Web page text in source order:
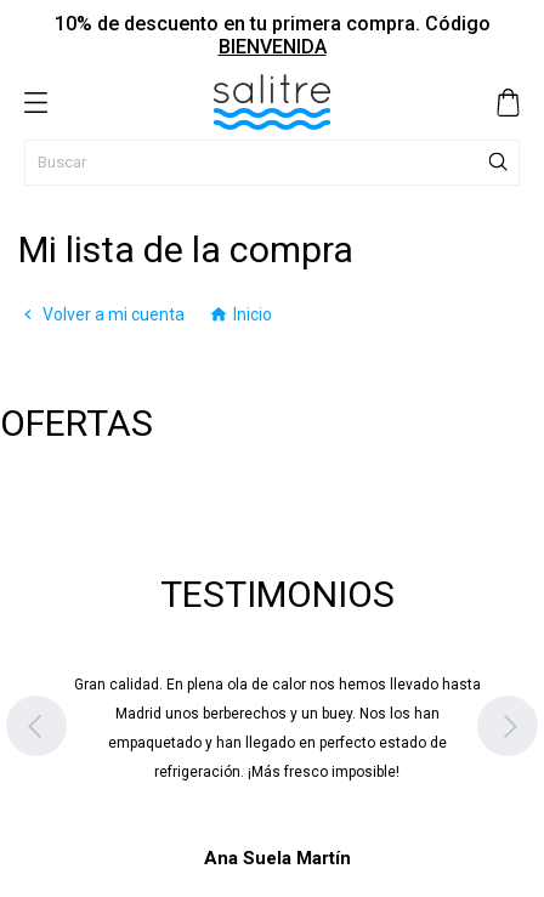
10% de descuento en tu primera compra. Código
BIENVENIDA
Mi lista de la compra
 Volver a mi cuenta  Inicio
OFERTAS
TESTIMONIOS
Gran calidad. En plena ola de calor nos hemos llevado hasta
Madrid unos berberechos y un buey. Nos los han
empaquetado y han llegado en perfecto estado de
refrigeración. ¡Más fresco imposible!
Ana Suela Martín